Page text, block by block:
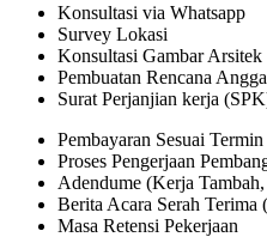
Konsultasi via Whatsapp
Survey Lokasi
Konsultasi Gambar Arsitek
Pembuatan Rencana
Surat Perjanjian kerja
Pembayaran Sesuai Termin
Proses Pengerjaan
Adendume (Kerja
Berita Acara Serah
Masa Retensi Pekerjaan